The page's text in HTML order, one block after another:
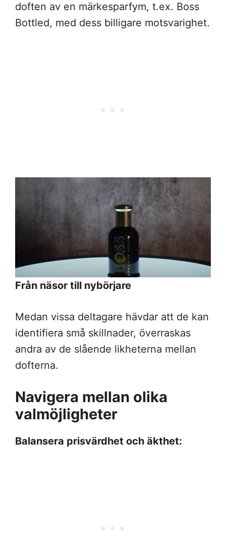
doften av en märkesparfym, t.ex. Boss
Bottled, med dess billigare motsvarighet.
Från näsor till nybörjare
Medan vissa deltagare hävdar att de kan
identifiera små skillnader, överraskas
andra av de slående likheterna mellan
dofterna.
Navigera mellan olika
valmöjligheter
Balansera prisvärdhet och äkthet: